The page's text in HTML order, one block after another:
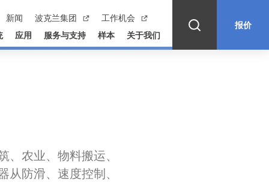
新闻 波克兰集团
工作机会
应用 服务与支持 样本 关于我们
报价
农业、物料搬运、
防滑、速度控制、